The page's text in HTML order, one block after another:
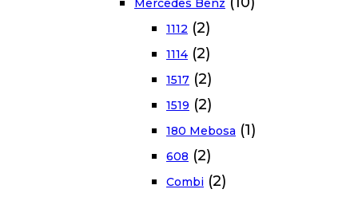
Mercedes Benz
1112 (2)
1114 (2)
1517 (2)
1519 (2)
180 Mebosa (1)
608 (2)
Combi (2)